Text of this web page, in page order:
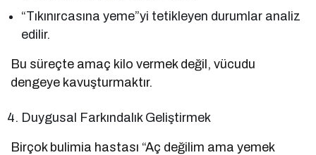
“Tıkınırcasına yeme”yi tetikleyen durumlar analiz
edilir.
Bu süreçte amaç kilo vermek değil, vücudu
dengeye kavuşturmaktır.
Duygusal Farkındalık Geliştirmek
Birçok bulimia hastası “Aç değilim ama yemek